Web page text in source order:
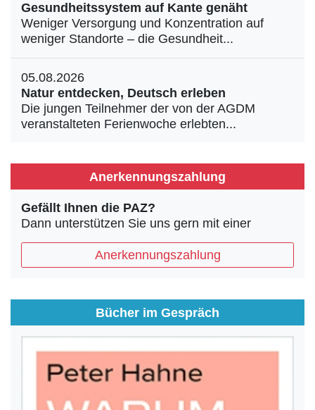
Gesundheitssystem auf Kante genäht
Weniger Versorgung und Konzentration auf
weniger Standorte – die Gesundheit...
05.08.2026
Natur entdecken, Deutsch erleben
Die jungen Teilnehmer der von der AGDM
veranstalteten Ferienwoche erlebten...
Anerkennungszahlung
Gefällt Ihnen die PAZ?
Dann unterstützen Sie uns gern mit einer
Anerkennungszahlung
Bücher im Gespräch